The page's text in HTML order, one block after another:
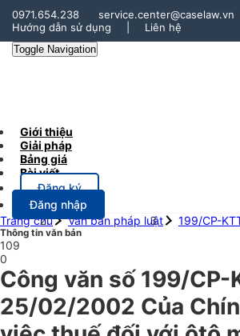
0971.654.238
service.center@caselaw.vn
Hướng dẫn sử dụng
Liên hệ
Toggle Navigation
Giới thiệu
Giải pháp
Bảng giá
Bài viết
Đăng ký
Đăng nhập
Trang chủ
Văn bản pháp luật 199/CP-
Thông tin văn bản
109
0
Công văn số 199/CP-
25/02/2002 Của